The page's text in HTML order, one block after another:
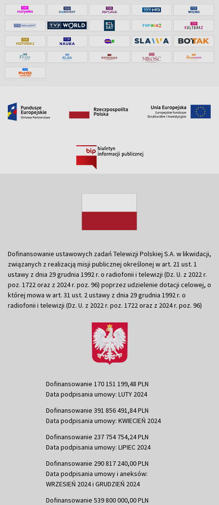
Dofinansowanie ustawowych zadań Telewizji Polskiej S.A. w likwidacji,
związanych z realizacją misji publicznej określonej w art. 21 ust. 1
ustawy z dnia 29 grudnia 1992 r. o radiofonii i telewizji (Dz. U. z 2022 r.
poz. 1722 oraz z 2024 r. poz. 96) poprzez udzielenie dotacji celowej, o
której mowa w art. 31 ust. 2 ustawy z dnia 29 grudnia 1992 r. o
radiofonii i telewizji (Dz. U. z 2022 r. poz. 1722 oraz z 2024 r. poz. 96)
Dofinansowanie 170 151 199,48 PLN
Data podpisania umowy: LUTY 2024
Dofinansowanie 391 856 491,84 PLN
Data podpisania umowy: KWIECIEŃ 2024
Dofinansowanie 237 754 754,24 PLN
Data podpisania umowy: LIPIEC 2024
Dofinansowanie 290 817 240,00 PLN
Data podpisania umowy i aneksów:
WRZESIEŃ 2024 i GRUDZIEŃ 2024
Dofinansowanie 539 800 000,00 PLN